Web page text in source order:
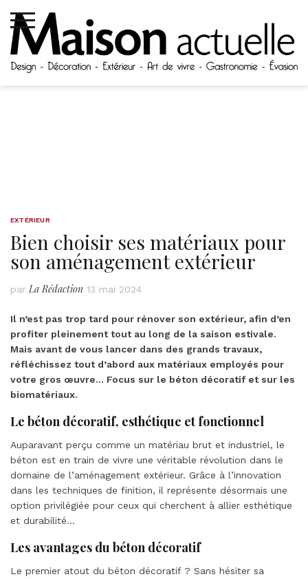
content
EXTÉRIEUR
Bien choisir ses matériaux pour
son aménagement extérieur
par La Rédaction 13 mai 2024
Il n’est pas trop tard pour rénover son extérieur, afin d’en
profiter pleinement tout au long de la saison estivale.
Mais avant de vous lancer dans des grands travaux,
réfléchissez tout d’abord aux matériaux employés pour
votre gros œuvre… Focus sur le béton décoratif et sur les
biomatériaux.
Le béton décoratif, esthétique et fonctionnel
Auparavant perçu comme un matériau brut et industriel, le
béton est en train de vivre une véritable révolution dans le
domaine de l’aménagement extérieur. Grâce à l’innovation
dans les techniques de finition, il représente désormais une
option privilégiée pour ceux qui cherchent à allier esthétique
et durabilité…
Les avantages du béton décoratif
Le premier atout du béton décoratif ? Sans hésiter sa